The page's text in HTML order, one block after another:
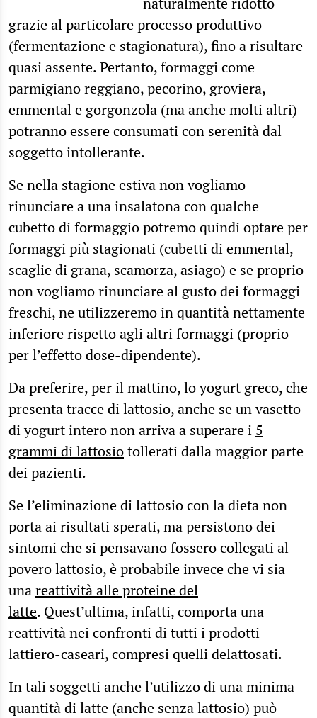
grazie al particolare processo produttivo
(fermentazione e stagionatura), fino a risultare
quasi assente. Pertanto, formaggi come
parmigiano reggiano, pecorino, groviera,
emmental e gorgonzola (ma anche molti altri)
potranno essere consumati con serenità dal
soggetto intollerante.
Se nella stagione estiva non vogliamo
rinunciare a una insalatona con qualche
cubetto di formaggio potremo quindi optare per
formaggi più stagionati (cubetti di emmental,
scaglie di grana, scamorza, asiago) e se proprio
non vogliamo rinunciare al gusto dei formaggi
freschi, ne utilizzeremo in quantità nettamente
inferiore rispetto agli altri formaggi (proprio
per l’effetto dose-dipendente).
Da preferire, per il mattino, lo yogurt greco, che
presenta tracce di lattosio, anche se un vasetto
di yogurt intero non arriva a superare i 5
grammi di lattosiotollerati dalla maggior parte
dei pazienti.
Se l’eliminazione di lattosio con la dieta non
porta ai risultati sperati, ma persistono dei
sintomi che si pensavano fossero collegati al
povero lattosio, è probabile invece che vi sia
unareattività alle proteine del
latte. Quest’ultima, infatti, comporta una
reattività nei confronti di tutti i prodotti
lattiero-caseari, compresi quelli delattosati.
In tali soggetti anche l’utilizzo di una minima
quantità di latte (anche senza lattosio) può